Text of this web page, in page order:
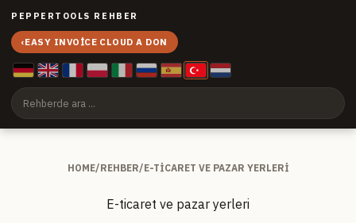
PEPPERTOOLS REHBER
‹EASY INVOICE CLOUD A DON
HOME/REHBER/E-TICARET VE PAZAR YERLERI
E-ticaret ve pazar yerleri